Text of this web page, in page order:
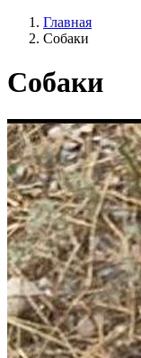
Главная
Собаки
Собаки